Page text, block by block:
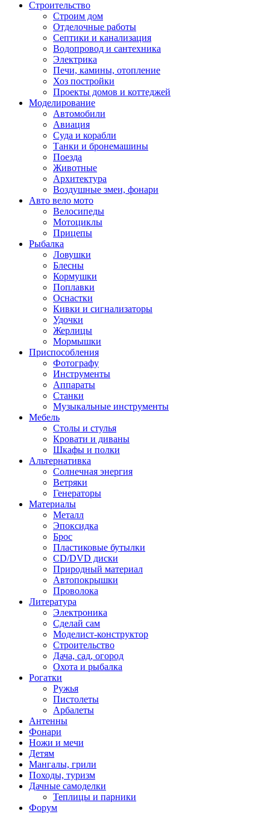
Строительство
Строим дом
Отделочные работы
Септики и канализация
Водопровод и сантехника
Электрика
Печи, камины, отопление
Хоз постройки
Проекты домов и коттеджей
Моделирование
Автомобили
Авиация
Суда и корабли
Танки и бронемашины
Поезда
Животные
Архитектура
Воздушные змеи, фонари
Авто вело мото
Велосипеды
Мотоциклы
Прицепы
Рыбалка
Ловушки
Блесны
Кормушки
Поплавки
Оснастки
Кивки и сигнализаторы
Удочки
Жерлицы
Мормышки
Приспособления
Фотографу
Инструменты
Аппараты
Станки
Музыкальные инструменты
Мебель
Столы и стулья
Кровати и диваны
Шкафы и полки
Альтернативка
Солнечная энергия
Ветряки
Генераторы
Материалы
Металл
Эпоксидка
Брос
Пластиковые бутылки
CD/DVD диски
Природный материал
Автопокрышки
Проволока
Литература
Электроника
Сделай сам
Моделист-конструктор
Строительство
Дача, сад, огород
Охота и рыбалка
Рогатки
Ружья
Пистолеты
Арбалеты
Антенны
Фонари
Ножи и мечи
Детям
Мангалы, грили
Походы, туризм
Дачные самоделки
Теплицы и парники
Форум